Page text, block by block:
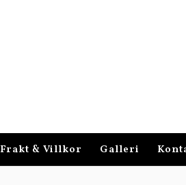
Frakt & Villkor Galleri